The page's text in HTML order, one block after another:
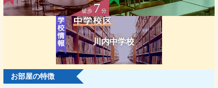
徒歩7分
川内中学校
お部屋の特徴